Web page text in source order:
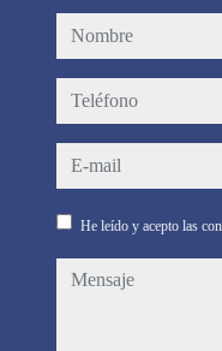
nombre
teléfono
e-mail
He leído y acepto las
mensaje